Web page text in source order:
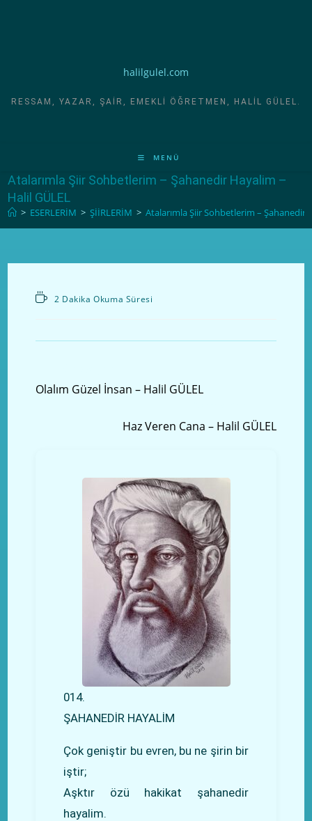
halilgulel.com
RESSAM, YAZAR, ŞAIR, EMEKLI ÖĞRETMEN, HALIL GÜLEL.
MENÜ
Atalarımla Şiir Sohbetlerim – Şahanedir Hayalim –
Halil GÜLEL
> ESERLERİM > ŞİİRLERİM > Atalarımla Şiir Sohbetlerim – Şahanedir
2 Dakika Okuma Süresi
Olalım Güzel İnsan – Halil GÜLEL
Haz Veren Cana – Halil GÜLEL
014.
ŞAHANEDİR HAYALİM
Çok geniştir bu evren, bu ne şirin bir
iştir;
Aşktır özü hakikat şahanedir
hayalim.